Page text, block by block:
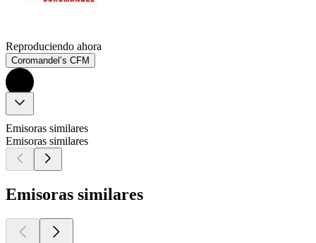
Reproduciendo ahora
Coromandel’s CFM
Emisoras similares
Emisoras similares
Emisoras similares